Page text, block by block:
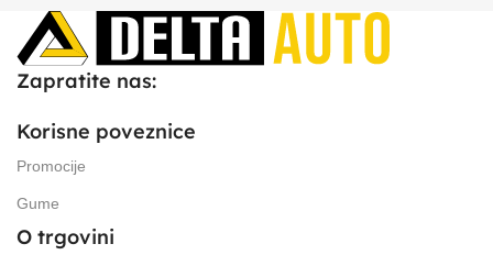
Zapratite nas:
Korisne poveznice
Promocije
Gume
O trgovini